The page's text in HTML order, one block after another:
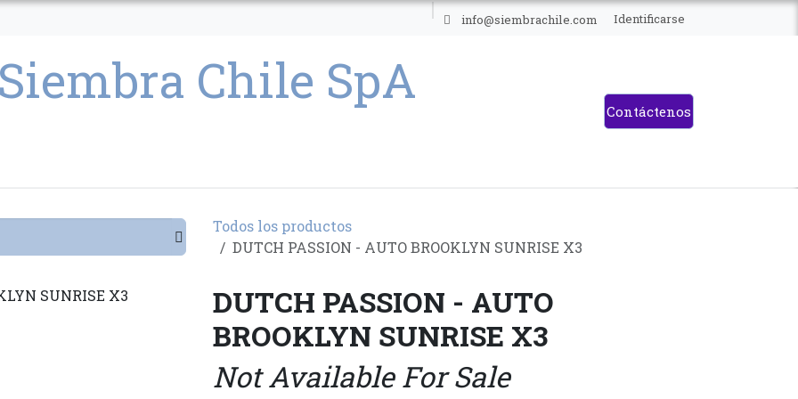
info@siembrachile.com Identificarse
Contáctenos
Todos los productos
DUTCH PASSION - AUTO BROOKLYN SUNRISE X3
DUTCH PASSION - AUTO
BROOKLYN SUNRISE X3
Not Available For Sale